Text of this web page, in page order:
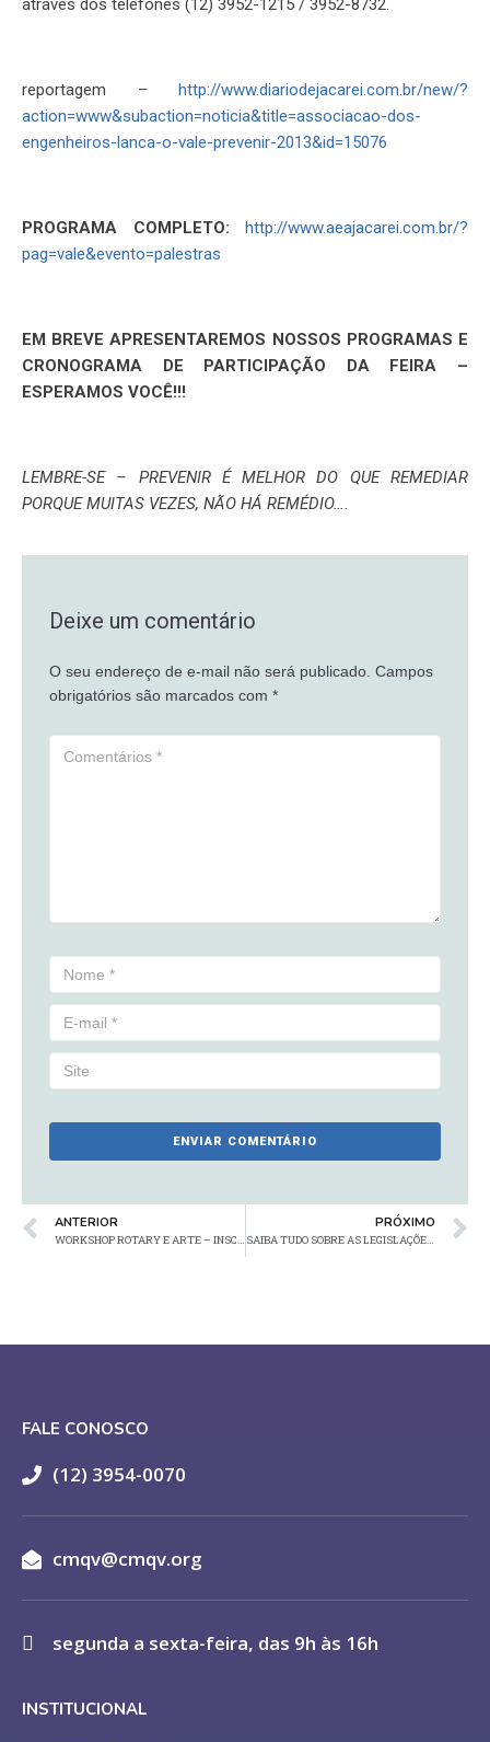
através dos telefones (12) 3952-1215 / 3952-8732.
reportagem – http://www.diariodejacarei.com.br/new/?
action=www&subaction=noticia&title=associacao-dos-
engenheiros-lanca-o-vale-prevenir-2013&id=15076
PROGRAMA COMPLETO: http://www.aeajacarei.com.br/?
pag=vale&evento=palestras
EM BREVE APRESENTAREMOS NOSSOS PROGRAMAS E
CRONOGRAMA DE PARTICIPAÇÃO DA FEIRA –
ESPERAMOS VOCÊ!!!
LEMBRE-SE – PREVENIR É MELHOR DO QUE REMEDIAR
PORQUE MUITAS VEZES, NÃO HÁ REMÉDIO….
Deixe um comentário
O seu endereço de e-mail não será publicado. Campos
obrigatórios são marcados com *
ANTERIOR
WORKSHOP ROTARY E ARTE – INSCRIÇÕES
PRÓXIMO
SAIBA TUDO SOBRE AS LEGISLAÇÕES PARA A ÁREA DE SAÚDE
FALE CONOSCO
(12) 3954-0070
cmqv@cmqv.org
segunda a sexta-feira, das 9h às 16h
INSTITUCIONAL